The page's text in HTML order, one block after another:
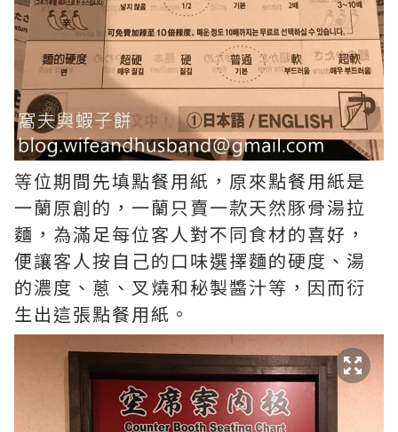
等位期間先填點餐用紙，原來點餐用紙是
一蘭原創的，一蘭只賣一款天然豚骨湯拉
麵，為滿足每位客人對不同食材的喜好，
便讓客人按自己的口味選擇麵的硬度、湯
的濃度、蔥、叉燒和秘製醬汁等，因而衍
生出這張點餐用紙。